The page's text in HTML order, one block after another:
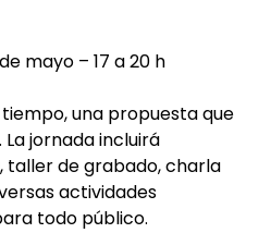
mayo – 17 a 20 h
una propuesta que
jornada incluirá
taller de grabado, charla
actividades
todo público.